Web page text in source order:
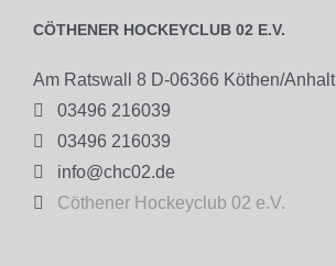
CÖTHENER HOCKEYCLUB 02 E.V.
Am Ratswall 8 D-06366 Köthen/Anhalt

03496 216039

03496 216039

info@chc02.de

Cöthener Hockeyclub 02 e.V.